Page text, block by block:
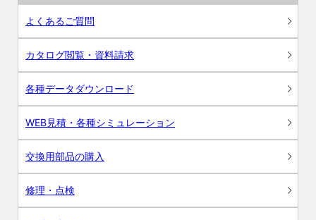
よくあるご質問
カタログ閲覧・資料請求
各種データダウンロード
WEB見積・各種シミュレーション
交換用部品の購入
修理・点検